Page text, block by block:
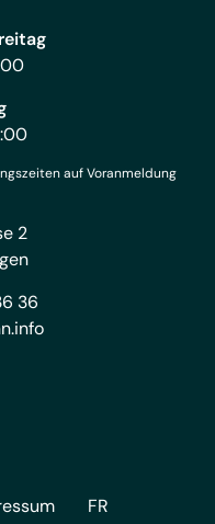
auf Voranmeldung
2
36
FR